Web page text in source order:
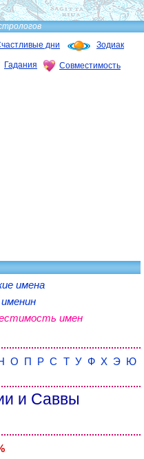
дни Зодиак
Гадания Совместимость
имена
имен
О П Р С Т У Ф Х Э Ю
и Саввы